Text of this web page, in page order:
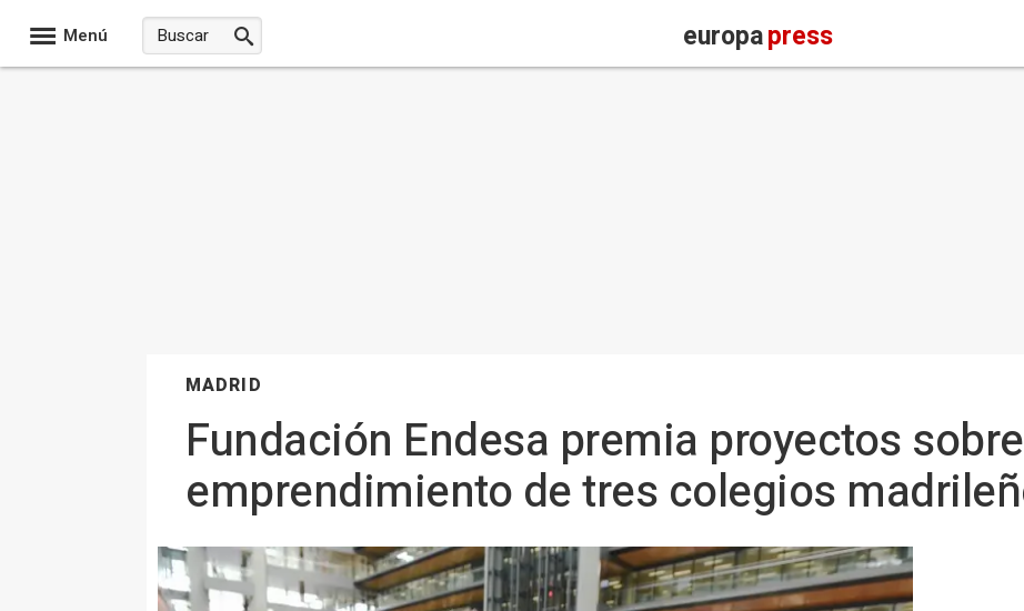
Menú europapress
MADRID
Fundación Endesa premia proyectos
emprendimiento de tres colegios